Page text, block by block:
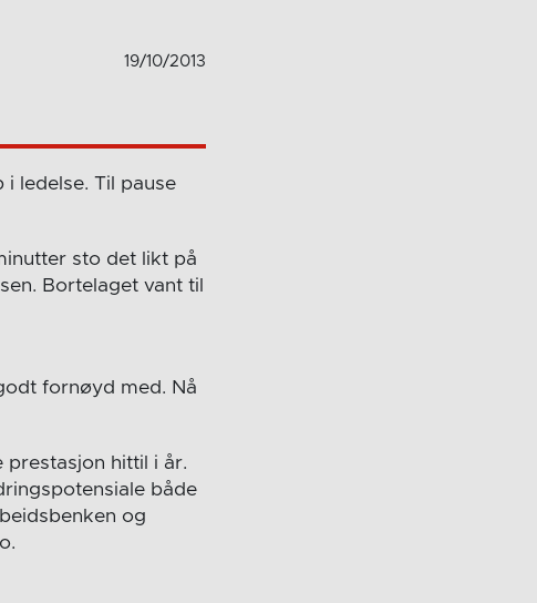
19/10/2013
ledelse. Til pause
sto det likt på
Bortelaget vant til
fornøyd med. Nå
hittil i år.
både
og